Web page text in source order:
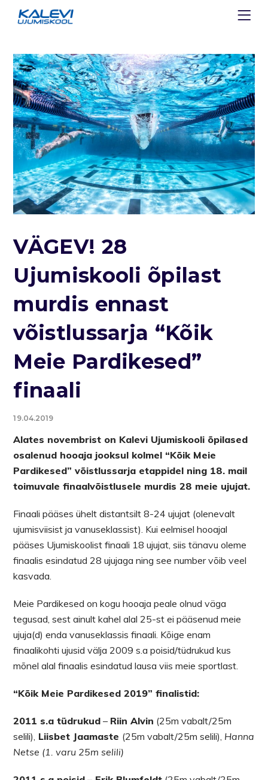
VÄGEV! 28
Ujumiskooli õpilast
murdis ennast
võistlussarja “Kõik
Meie Pardikesed”
finaali
19.04.2019
Alates novembrist on Kalevi Ujumiskooli õpilased
osalenud hooaja jooksul kolmel “Kõik Meie
Pardikesed” võistlussarja etappidel ning 18. mail
toimuvale finaalvõistlusele murdis 28 meie ujujat.
Finaali pääses ühelt distantsilt 8-24 ujujat (olenevalt
ujumisviisist ja vanuseklassist). Kui eelmisel hooajal
pääses Ujumiskoolist finaali 18 ujujat, siis tänavu oleme
finaalis esindatud 28 ujujaga ning see number võib veel
kasvada.
Meie Pardikesed on kogu hooaja peale olnud väga
tegusad, sest ainult kahel alal 25-st ei pääsenud meie
ujuja(d) enda vanuseklassis finaali. Kõige enam
finaalikohti ujusid välja 2009 s.a poisid/tüdrukud kus
mõnel alal finaalis esindatud lausa viis meie sportlast.
“Kõik Meie Pardikesed 2019” finalistid:
2011 s.a tüdrukud – Riin Alvin (25m vabalt/25m
selili), Liisbet Jaamaste (25m vabalt/25m selili), Hanna
Netse (1. varu 25m selili)